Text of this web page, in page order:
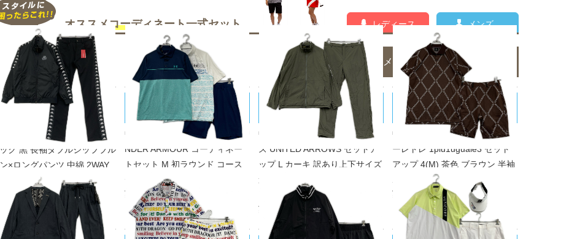
オススメコーディネート一式セット レディース メンズ
メンズのコーディネート一覧
カッパ
用品 メンズ カッパゴルフ K
GOLF セットアップ M ブ
ク 黒 長袖ダブルジップブル
×ロングパンツ 中綿 2WAY
税込
UNDER ARMOUR/アンダーアーマ
中古 メンズ アンダーアーマー U
NDER ARMOUR コーディネー
トセット M 初ラウンド コース
デビュー
¥7,700 税込
UNITED ARROWS/ユナイテッドア
中古 メンズ ユナイテッドアロー
ズ UNITED ARROWS セットア
ップ L カーキ 訳あり上下サイズ
違いブルゾン×パンツ 防風 ヨコ
ストレッチ 撥水 透湿
¥17,600 税込
1PIU1UGUALE3/ウノピｭウノウグ
ァーレトレ
中古 メンズ ウノピュウノウグァ
ーレトレ 1piu1uguale3 セット
アップ 4(M) 茶色 ブラウン 半袖
ポロシャツ×ハーフパンツ
¥28,600 税込